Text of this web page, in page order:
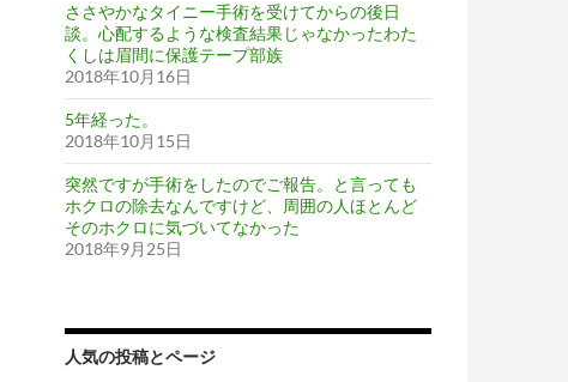
ささやかなタイニー手術を受けてからの後日
談。心配するような検査結果じゃなかったわた
くしは眉間に保護テープ部族
2018年10月16日
5年経った。
2018年10月15日
突然ですが手術をしたのでご報告。と言っても
ホクロの除去なんですけど、周囲の人ほとんど
そのホクロに気づいてなかった
2018年9月25日
人気の投稿とページ